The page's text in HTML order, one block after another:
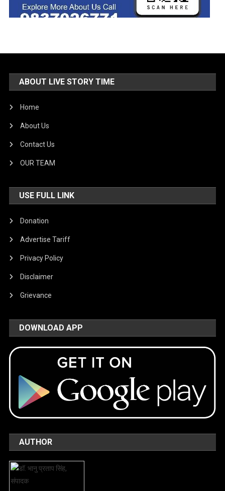
ABOUT LIVE STORY TIME
Home
About Us
Contact Us
OUR TEAM
USE FULL LINK
Donation
Advertise Tariff
Privacy Policy
Disclaimer
Grievance
DOWNLOAD APP
AUTHOR